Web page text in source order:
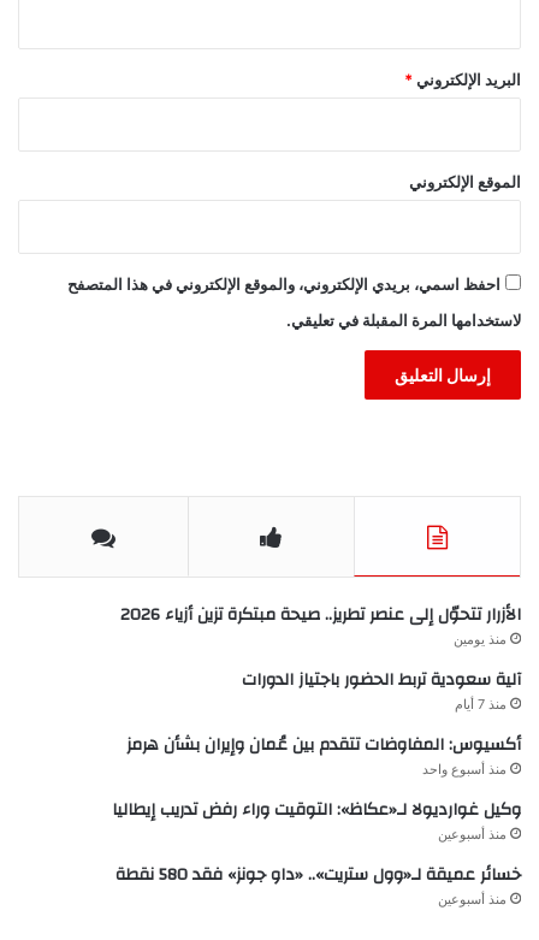
البريد الإلكتروني *
الموقع الإلكتروني
احفظ اسمي، بريدي الإلكتروني، والموقع الإلكتروني في هذا المتصفح
لاستخدامها المرة المقبلة في تعليقي.
الأزرار تتحوّل إلى عنصر تطريز.. صيحة مبتكرة تزين أزياء 2026
منذ يومين
آلية سعودية تربط الحضور باجتياز الدورات
منذ 7 أيام
أكسيوس: المفاوضات تتقدم بين عُمان وإيران بشأن هرمز
منذ أسبوع واحد
وكيل غوارديولا لـ«عكاظ»: التوقيت وراء رفض تدريب إيطاليا
منذ أسبوعين
خسائر عميقة لـ«وول ستريت».. «داو جونز» فقد 580 نقطة
منذ أسبوعين